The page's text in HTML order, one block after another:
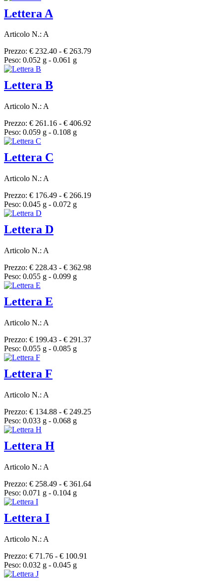
Lettera A
Articolo N.: A
Prezzo: € 232.40 - € 263.79
Peso: 0.052 g - 0.061 g
Lettera B
Articolo N.: A
Prezzo: € 261.16 - € 406.92
Peso: 0.059 g - 0.108 g
Lettera C
Articolo N.: A
Prezzo: € 176.49 - € 266.19
Peso: 0.045 g - 0.072 g
Lettera D
Articolo N.: A
Prezzo: € 228.43 - € 362.98
Peso: 0.055 g - 0.099 g
Lettera E
Articolo N.: A
Prezzo: € 199.43 - € 291.37
Peso: 0.055 g - 0.085 g
Lettera F
Articolo N.: A
Prezzo: € 134.88 - € 249.25
Peso: 0.033 g - 0.068 g
Lettera H
Articolo N.: A
Prezzo: € 258.49 - € 361.64
Peso: 0.071 g - 0.104 g
Lettera I
Articolo N.: A
Prezzo: € 71.76 - € 100.91
Peso: 0.032 g - 0.045 g